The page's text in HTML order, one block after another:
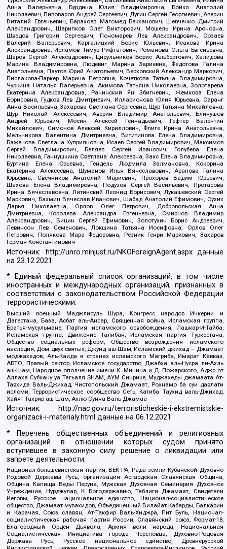
Анна Валерьевна, Бурдина Юлия Владимировна, Бойко Анатолий
Николаевич, Пивоваров Андрей Сергеевич, Дугин Сергей Георгиевич, Аверин
Виталий Евгеньевич, Барахоев Магомед Бекханович, Шевченко Дмитрий
Александрович, Шарипков Олег Викторович, Мошель Ирина Ароновна,
Шведов Григорий Сергеевич, Пономарев Лев Александрович, Созаев
Валерий Валерьевич, Каргалицкий Борис Юльевич, Исакова Ирина
Александровна, Исламов Тимур Рифгатович, Романова Ольга Евгеньевна,
Щаров Сергей Алексадрович, Цирульников Борис Альбертович, Халидова
Марина Владимировна, Людевиг Марина Зариевна, Федотова Галина
Анатольевна, Паутов Юрий Анатольевич, Верховский Александр Маркович,
Пислакова-Паркер Марина Петровна, Кочеткова Татьяна Владимировна,
Чуркина Наталья Валерьевна, Акимова Татьяна Николаевна, Золотарева
Екатерина Александровна, Рачинский Ян Збигневич, Жемкова Елена
Борисовна, Гудков Лев Дмитриевич, Илларионова Юлия Юрьевна, Саранг
Анна Васильевна, Захарова Светлана Сергеевна, Щур Татьяна Михайловна,
Щур Николай Алексеевич, Аверин Владимир Анатольевич, Блинушов
Андрей Юрьевич, Мосин Алексей Геннадьевич, Гефтер Валентин
Михайлович, Симонов Алексей Кириллович, Флиге Ирина Анатольевна,
Мельникова Валентина Дмитриевна, Вититинова Елена Владимировна,
Баженова Светлана Куприяновна, Исаев Сергей Владимирович, Максимов
Сергей Владимирович, Беляев Сергей Иванович, Голубева Елена
Николаевна, Ганнушкина Светлана Алексеевна, Закс Елена Владимировна,
Буртина Елена Юрьевна, Гендель Людмила Залмановна, Кокорина
Екатерина Алексеевна, Шуманов Илья Вячеславович, Арапова Галина
Юрьевна, Свечников Анатолий Мариевич, Прохоров Вадим Юрьевич,
Шахова Елена Владимировна, Подузов Сергей Васильевич, Протасова
Ирина Вячеславовна, Литинский Леонид Борисович, Лукашевский Сергей
Маркович, Бахмин Вячеслав Иванович, Шабад Анатолий Ефимович, Сухих
Дарья Николаевна, Орлов Олег Петрович, Добровольская Анна
Дмитриевна, Королева Александра Евгеньевна, Смирнов Владимир
Александрович, Вицин Сергей Ефимович, Золотухин Борис Андреевич,
Левинсон Лев Семенович, Локшина Татьяна Иосифовна, Орлов Олег
Петрович, Полякова Мара Федоровна, Резник Генри Маркович, Захаров
Герман Константинович
Источник: http://unro.minjust.ru/NKOForeignAgent.aspxданные
на23.12.2021
* Единый федеральный список организаций, в том числе
иностранных и международных организаций, признанных в
соответствии с законодательством Российской Федерации
террористическими:
Высший военный Маджлисуль Шура, Конгресс народов Ичкерии и
Дагестана, База, Асбат аль-Ансар, Священная война, Исламская группа,
Братья-мусульмане, Партия исламского освобождения, Лашкар-И-Тайба,
Исламская группа, Движение Талибан, Исламская партия Туркестана,
Общество социальных реформ, Общество возрождения исламского
наследия, Дом двух святых, Джунд аш-Шам, Исламский джихад – Джамаат
моджахедов, Аль-Каида в странах исламского Магриба, Имарат Кавказ,
АБТО, Правый сектор, Исламское государство, Джабха аль-Нусра ли-Ахль
аш-Шам, Народное ополчение имени К. Минина и Д. Пожарского, Аджр от
Аллаха Субхану уа Тагьаля SHAM, АУМ Синрике, Муджахеды джамаата Ат-
Тавхида Валь-Джихад, Чистопольский Джамаат, Рохнамо ба суи давлати
исломи, Террористическое сообщество Сеть, Катиба Таухид валь-Джихад,
Хайят Тахрир аш-Шам, Ахлю Сунна Валь Джамаа
Источник:
http://nac.gov.ru/terroristicheskie-i-ekstremistskie-
organizacii-i-materialy.html данные на06.12.2021
* Перечень общественных объединений и религиозных
организаций в отношении которых судом принято
вступившее в законную силу решение о ликвидации или
запрете деятельности:
Национал-большевистская партия, ВЕК РА, Рада земли Кубанской Духовно
Родовой Державы Русь, организация Асгардская Славянская Община,
Община Капища Веды Перуна, Мужская Духовная Семинария Духовное
Учреждение, Нурджулар, К Богодержавию, Таблиги Джамаат, Свидетели
Иеговы, Русское национальное единство, Национал-социалистическое
общество, Джамаат мувахидов, Объединенный Вилайат Кабарды, Балкарии
и Карачая, Союз славян, Ат-Такфир Валь-Хиджра, Пит Буль, Национал-
социалистическая рабочая партия России, Славянский союз, Формат-18,
Благородный Орден Дьявола, Армия воли народа, Национальная
Социалистическая Инициатива города Череповца, Духовно-Родовая
Держава Русь, Русское национальное единство, Древнерусской